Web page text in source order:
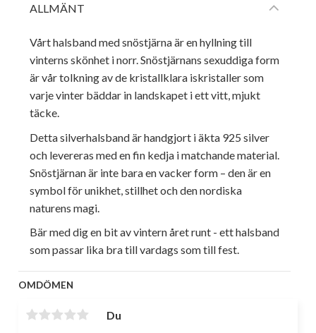
ALLMÄNT
Vårt halsband med snöstjärna är en hyllning till
vinterns skönhet i norr. Snöstjärnans sexuddiga form
är vår tolkning av de kristallklara iskristaller som
varje vinter bäddar in landskapet i ett vitt, mjukt
täcke.
Detta silverhalsband är handgjort i äkta 925 silver
och levereras med en fin kedja i matchande material.
Snöstjärnan är inte bara en vacker form – den är en
symbol för unikhet, stillhet och den nordiska
naturens magi.
Bär med dig en bit av vintern året runt - ett halsband
som passar lika bra till vardags som till fest.
OMDÖMEN
Du